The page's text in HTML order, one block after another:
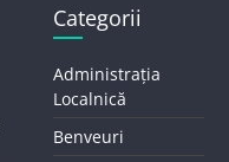
Categorii
Administrația
Localnică
Benveuri